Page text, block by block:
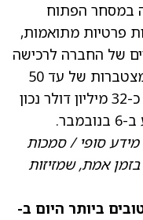
במסחר הפתוח
פרטיות מתואמות,
הקיים של החברה לרכישה
חוזרת של מניות מאפשר רכישות מצטברות של עד 50
מיליון דולר, שמתוכם נותרו זמינים כ-32 מיליון דולר נכון
סופי / סמכות
אמת, שמזיזות
ביותר היום ב-